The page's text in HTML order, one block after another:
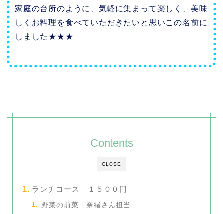
家庭の台所のように、気軽に集まって楽しく、美味
しくお料理を食べていただきたいと思いこの名前に
しました★★★
CLOSE
Contents
ランチコース １５００円
野菜の前菜 奈緒さん担当